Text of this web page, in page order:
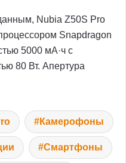
Nubia Z50S Pro
Snapdragon
5000 мА·ч с
80 Вт. Апертура
Камерофоны
Смартфоны